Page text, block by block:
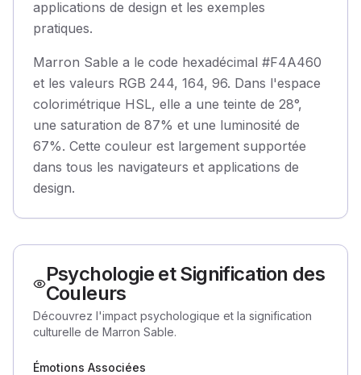
applications de design et les exemples
pratiques.
Marron Sable a le code hexadécimal #F4A460
et les valeurs RGB 244, 164, 96. Dans l'espace
colorimétrique HSL, elle a une teinte de 28°,
une saturation de 87% et une luminosité de
67%. Cette couleur est largement supportée
dans tous les navigateurs et applications de
design.
Psychologie et Signification des
Couleurs
Découvrez l'impact psychologique et la signification
culturelle de Marron Sable.
Émotions Associées